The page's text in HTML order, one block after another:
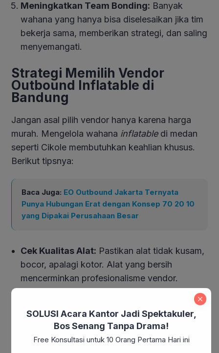
Meningkatkan Team Bonding: Banyak
wahana yang hanya bisa diselesaikan jika tim
bekerja sama, memberikan strategi, dan saling
menyemangati.
Strategi Memilih Vendor
Outbound Inflatable di
Bandung
Jangan asal pilih vendor hanya karena harga
murah. Mengelola wahana inflatabledi medan
seperti Cikole membutuhkan keahlian khusus.
Berikut tipsnya:
Baca Juga: EO Outbound Jakarta Ternyata
Punya Hubungan Erat dengan Konsep 70 20 10
yang Dipakai Perusahaan Besar
Cek Kualitas Alat: Pastikan alat tidak kusam,
bocor, apalagi kotor. Alat yang bersih
mencerminkan profesionalisme vendor.
Wahana ini butuh
pasokan udara terus-menerus. Vendor
profesional seperti Bellva Adventure selalu
genset agar permainan
SOLUSI Acara Kantor Jadi Spektakuler,
Bos Senang Tanpa Drama!
Free Konsultasi untuk 10 Orang Pertama Hari ini